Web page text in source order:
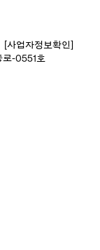
[사업자정보확인]
로-0551호